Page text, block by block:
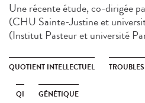
Une récente étude, co-dirigée
(CHU Sainte-Justine et
(Institut Pasteur et université
QUOTIENT INTELLECTUEL
QI GÉNÉTIQUE